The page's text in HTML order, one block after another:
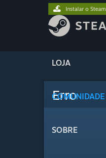
LOJA
COMUNIDADE
SOBRE
Instalar o Steam
Erro